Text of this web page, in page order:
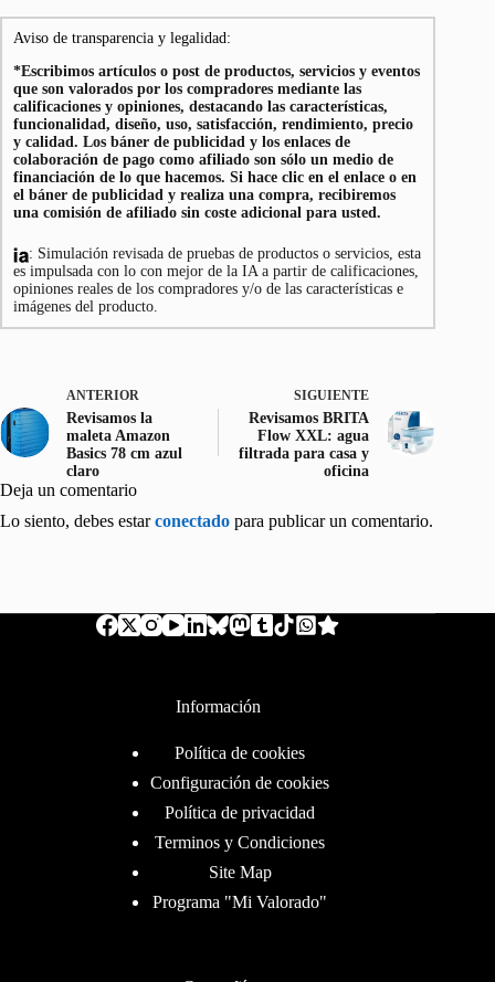
Aviso de transparencia y legalidad:
*Escribimos artículos o post de productos, servicios y eventos
que son valorados por los compradores mediante las
calificaciones y opiniones, destacando las características,
funcionalidad, diseño, uso, satisfacción, rendimiento, precio
y calidad. Los báner de publicidad y los enlaces de
colaboración de pago como afiliado son sólo un medio de
financiación de lo que hacemos. Si hace clic en el enlace o en
el báner de publicidad y realiza una compra, recibiremos
una comisión de afiliado sin coste adicional para usted.
: Simulación revisada de pruebas de productos o servicios, esta
es impulsada con lo con mejor de la IA a partir de calificaciones,
opiniones reales de los compradores y/o de las características e
imágenes del producto.
ANTERIOR
Revisamos la
maleta Amazon
Basics 78 cm azul
claro
SIGUIENTE
Revisamos BRITA
Flow XXL: agua
filtrada para casa y
oficina
Deja un comentario
Lo siento, debes estarconectado para publicar un comentario.
Información
Política de cookies
Configuración de cookies
Política de privacidad
Terminos y Condiciones
Site Map
Programa "Mi Valorado"